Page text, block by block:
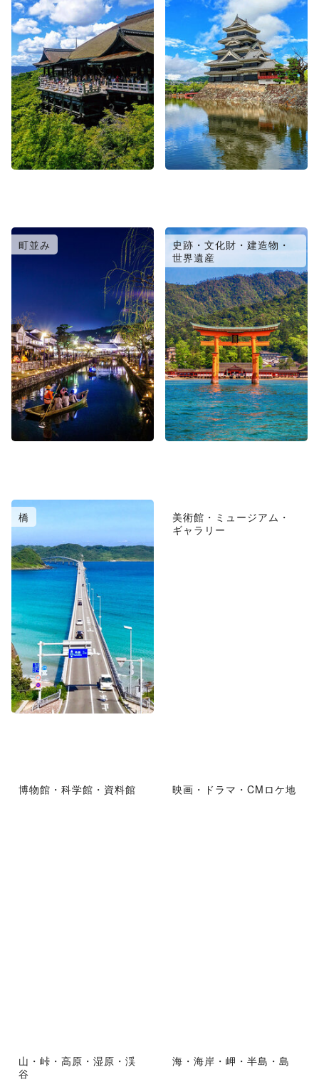
町並み
史跡・文化財・建造物・
世界遺産
橋
美術館・ミュージアム・
ギャラリー
博物館・科学館・資料館 映画・ドラマ・CMロケ地
山・峠・高原・湿原・渓
谷
海・海岸・岬・半島・島